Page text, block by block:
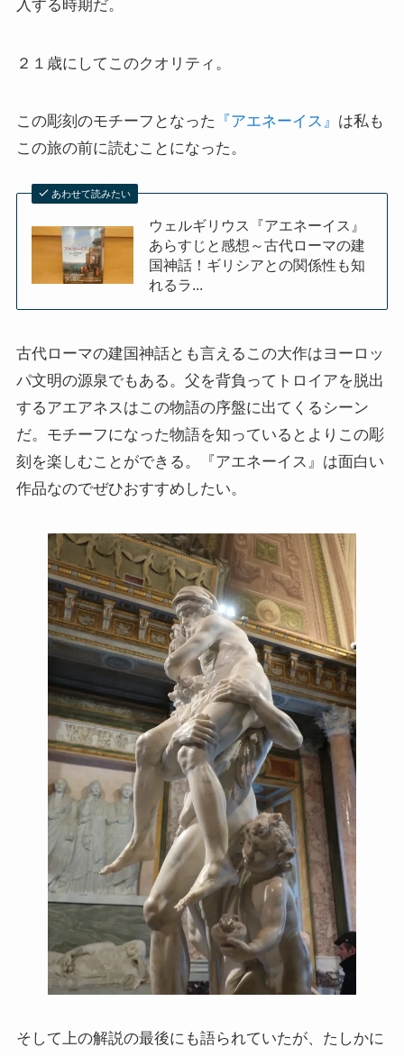
入する時期だ。
２１歳にしてこのクオリティ。
この彫刻のモチーフとなった 『アエネーイス』 は私も
この旅の前に読むことになった。
あわせて読みたい
ウェルギリウス『アエネーイス』
あらすじと感想～古代ローマの建
国神話！ギリシアとの関係性も知
れるラ...
古代ローマの建国神話とも言えるこの大作はヨーロッ
パ文明の源泉でもある。父を背負ってトロイアを脱出
するアエアネスはこの物語の序盤に出てくるシーン
だ。モチーフになった物語を知っているとよりこの彫
刻を楽しむことができる。『アエネーイス』は面白い
作品なのでぜひおすすめしたい。
そして上の解説の最後にも語られていたが、たしかに